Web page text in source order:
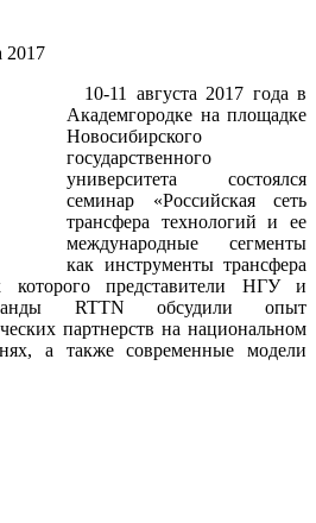
2017
10-11 августа 2017 года в
Академгородке на площадке
Новосибирского
государственного
университета состоялся
семинар «Российская сеть
трансфера технологий и ее
международные сегменты
как инструменты трансфера
которого представители НГУ и
RTTN обсудили опыт
партнерств на национальном
а также современные модели